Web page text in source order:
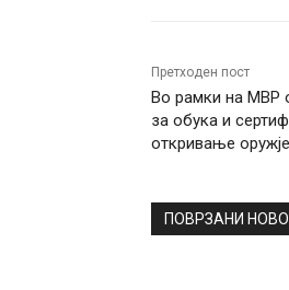
Претходен пост
Во рамки на МВР
за обука и
откривање оружје
ПОВРЗАНИ